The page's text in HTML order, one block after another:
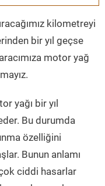
kilometreyi
bir yıl geçse
motor yağ
yağı bir yıl
Bu durumda
özelliğini
Bunun anlamı
ciddi hasarlar